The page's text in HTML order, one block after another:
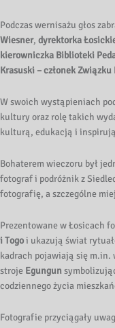
Podczas wernisażu głos
Wiesner, dyrektorka
kierowniczka Biblioteki
Krasuski – członek
W swoich wystąpieniach
kultury oraz rolę takich
kulturą, edukacją i
Bohaterem wieczoru był
fotograf i podróżnik z
fotografię, a szczególne
Prezentowane w Łosicach
i Togoi ukazują świat
kadrach pojawiają się
stroje Egungun
codziennego życia
Fotografie przyciągały